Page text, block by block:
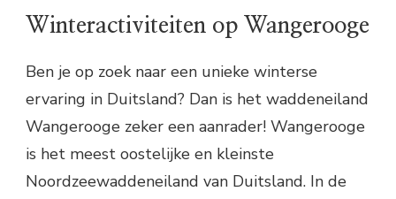
Winteractiviteiten op Wangerooge
Ben je op zoek naar een unieke winterse
ervaring in Duitsland? Dan is het waddeneiland
Wangerooge zeker een aanrader! Wangerooge
is het meest oostelijke en kleinste
Noordzeewaddeneiland van Duitsland. In de